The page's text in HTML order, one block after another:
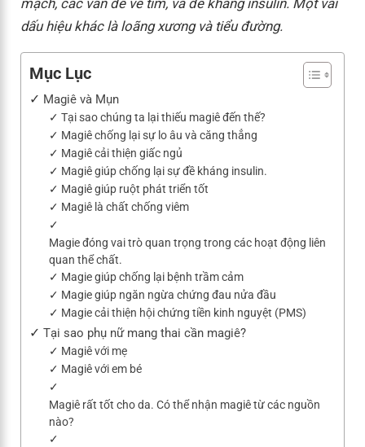
dấu hiệu khác là loãng xương và tiểu đường.
Mục Lục
Magiê và Mụn
Tại sao chúng ta lại thiếu magiê đến thế?
Magiê chống lại sự lo âu và căng thẳng
Magiê cải thiện giấc ngủ
Magiê giúp chống lại sự đề kháng insulin.
Magiê giúp ruột phát triển tốt
Magiê là chất chống viêm
Magie đóng vai trò quan trọng trong các hoạt động liên
quan thể chất.
Magie giúp chống lại bệnh trầm cảm
Magie giúp ngăn ngừa chứng đau nửa đầu
Magie cải thiện hội chứng tiền kinh nguyệt (PMS)
Tại sao phụ nữ mang thai cần magiê?
Magiê với mẹ
Magiê với em bé
Magiê rất tốt cho da. Có thể nhận magiê từ các nguồn
nào?